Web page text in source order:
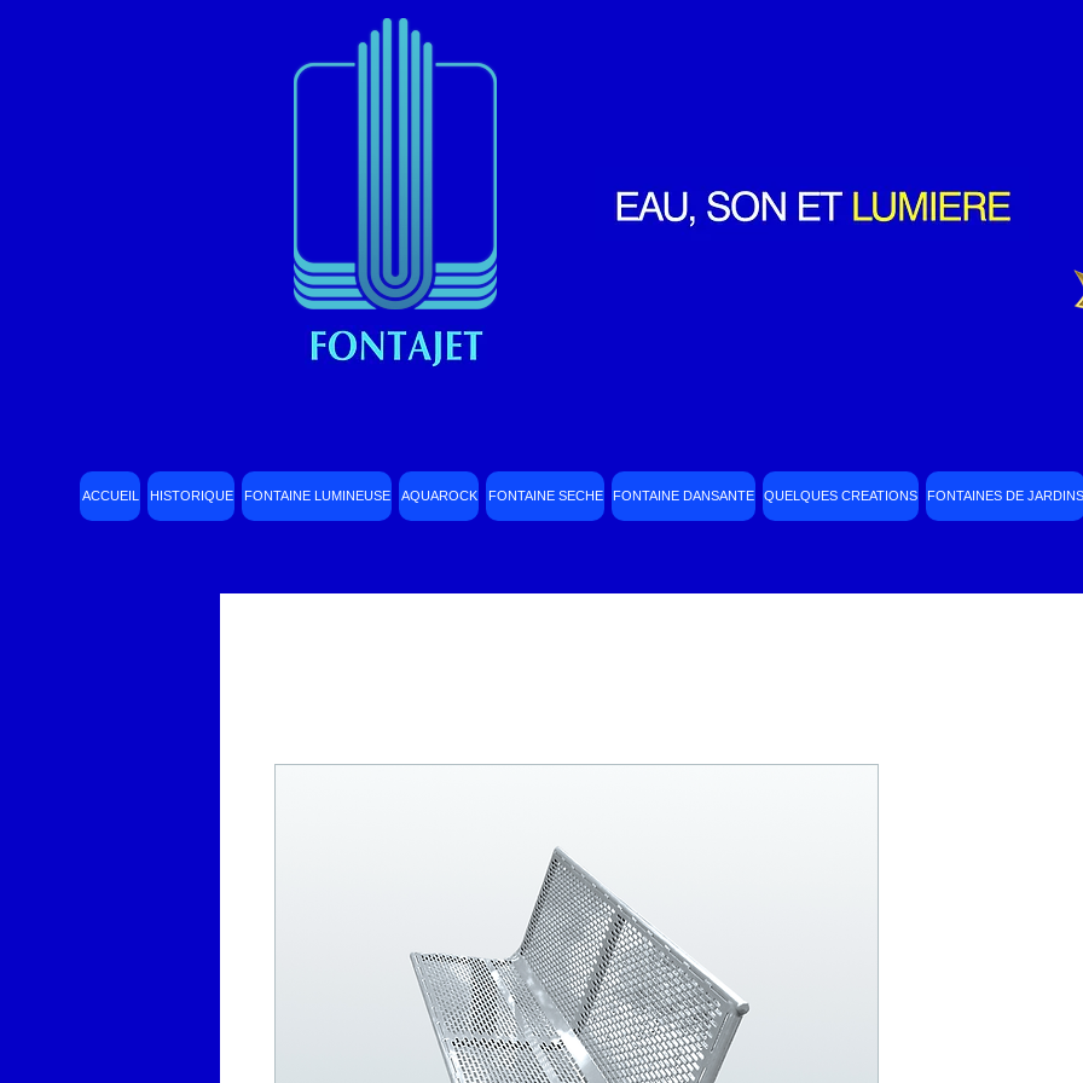
ACCUEIL HISTORIQUE FONTAINE LUMINEUSE AQUAROCK FONTAINE SECHE FONTAINE DANSANTE QUELQUES CREATIONS FONTAINES DE JARDINS